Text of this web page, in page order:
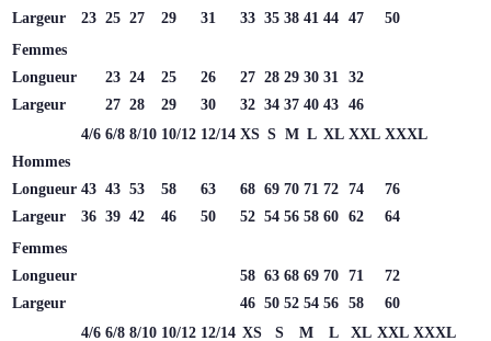
Largeur
23 25 27 29 31 33 35 38 41 44 47
50
Femmes
Longueur
23 24 25 26 27 28 29 30 31
32
Largeur
27 28 29 30 32 34 37 40 43 46
4/6 6/8 8/10 10/12 12/14 XS S M L XL XXL XXXL
Hommes
Longueur 43 43 53 58 63 68 69 70 71 72 74
76
Largeur
36 39 42 46 50 52 54 56 58 60 62
64
Femmes
Longueur
58 63 68 69 70 71
72
Largeur
46 50 52 54 56 58
60
4/6 6/8 8/10 10/12 12/14 XS S M L XL XXL XXXL